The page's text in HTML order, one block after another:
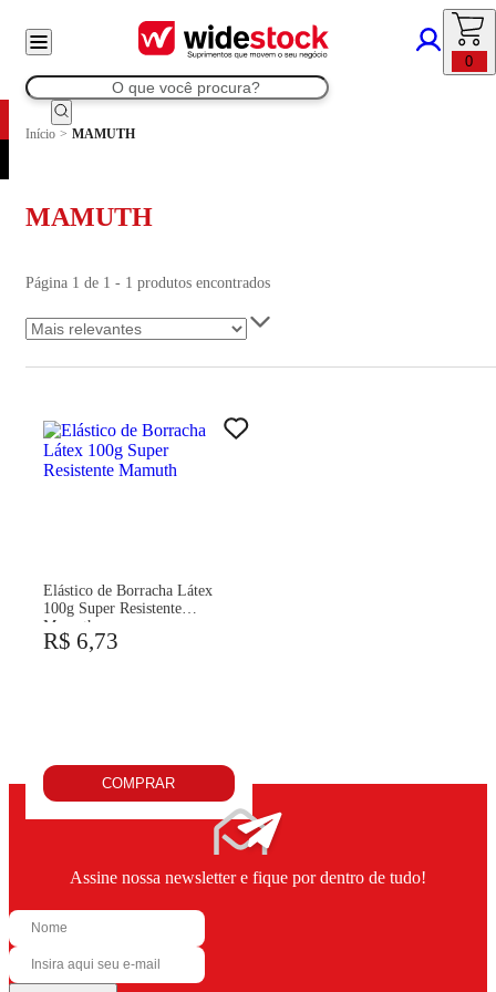
0
Início > MAMUTH
MAMUTH
Página 1 de 1 - 1 produtos encontrados
Elástico de Borracha Látex
100g Super Resistente
Mamuth
R$ 6,73
COMPRAR
Assine nossa newsletter e fique por dentro de tudo!